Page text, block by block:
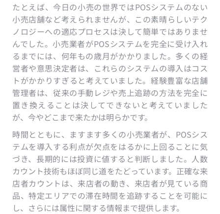
たとえば、今日の小売の世界ではPOSシステムのない
小売店舗など考えられませんが、この素晴らしいテク
ノロジーへの適応プロセスは決して簡単ではありませ
んでした。小売業者がPOSシステムを完全に受け入れ
るまでには、何年もの歳月がかかりました。多くの経
営者や意思決定者は、これらのシステムの導入はコス
トがかかりすぎると考えていました。経験豊富な店舗
管理者は、従来の手動レジや売上追跡の方法を完全に
置き換えることは決してできないと考えていました
が、今やどこまで来たかは明らかです。
時間とともに、ますます多くの小売業者が、POSシス
テムを導入する利点が欠点をはるかに上回ることに気
づき、長期的には投資に値すると判断しました。人数
カウント技術もほぼ同じ道をたどっています。正確な来
店者カウントは、来店者の動き、来店者が見ている商
品、特定エリアでの滞在時間を追跡することを可能に
し、さらには属性に関する情報まで提供します。